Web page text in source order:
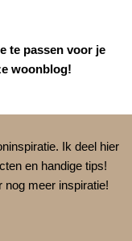
te passen voor je
woonblog!
Ik deel hier
en handige tips!
nog meer inspiratie!